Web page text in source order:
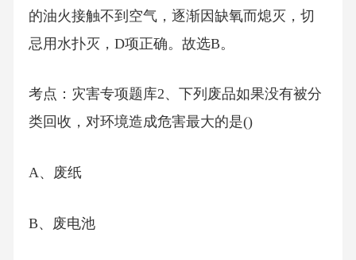
的油火接触不到空气，逐渐因缺氧而熄灭，切
忌用水扑灭，D项正确。故选B。
考点：灾害专项题库2、下列废品如果没有被分
类回收，对环境造成危害最大的是()
A、废纸
B、废电池